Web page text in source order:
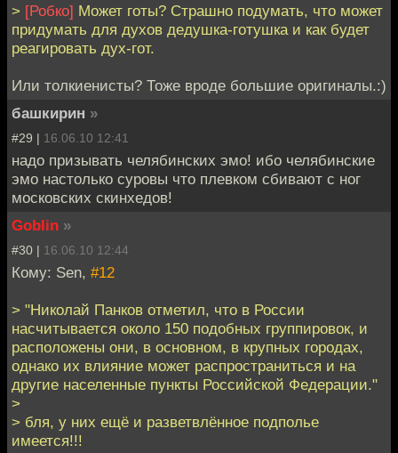
> [Робко] Может готы? Страшно подумать, что может
придумать для духов дедушка-готушка и как будет
реагировать дух-гот.
Или толкиенисты? Тоже вроде большие оригиналы.:)
башкирин »
#29 | 16.06.10 12:41
надо призывать челябинских эмо! ибо челябинские
эмо настолько суровы что плевком сбивают с ног
московских скинхедов!
Goblin »
#30 | 16.06.10 12:44
Кому: Sen, #12
> "Николай Панков отметил, что в России
насчитывается около 150 подобных группировок, и
расположены они, в основном, в крупных городах,
однако их влияние может распространиться и на
другие населенные пункты Российской Федерации."
>
> бля, у них ещё и разветвлённое подполье
имеется!!!